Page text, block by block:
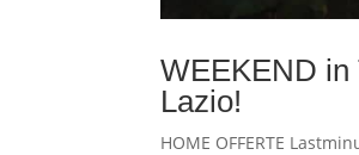
WEEKEND in
Lazio!
HOME OFFERTE